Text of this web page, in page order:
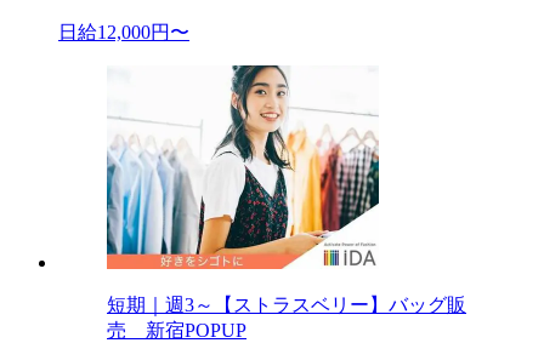
日給12,000円〜
短期｜週3～【ストラスベリー】バッグ販
売 新宿POPUP